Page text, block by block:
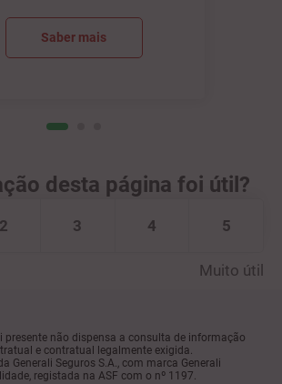
Saber mais
desta página foi útil?
2 3 4 5
Muito útil
não dispensa a consulta de informação
e contratual legalmente exigida.
Generali Seguros S.A., com marca Generali
registada na ASF com o nº 1197.